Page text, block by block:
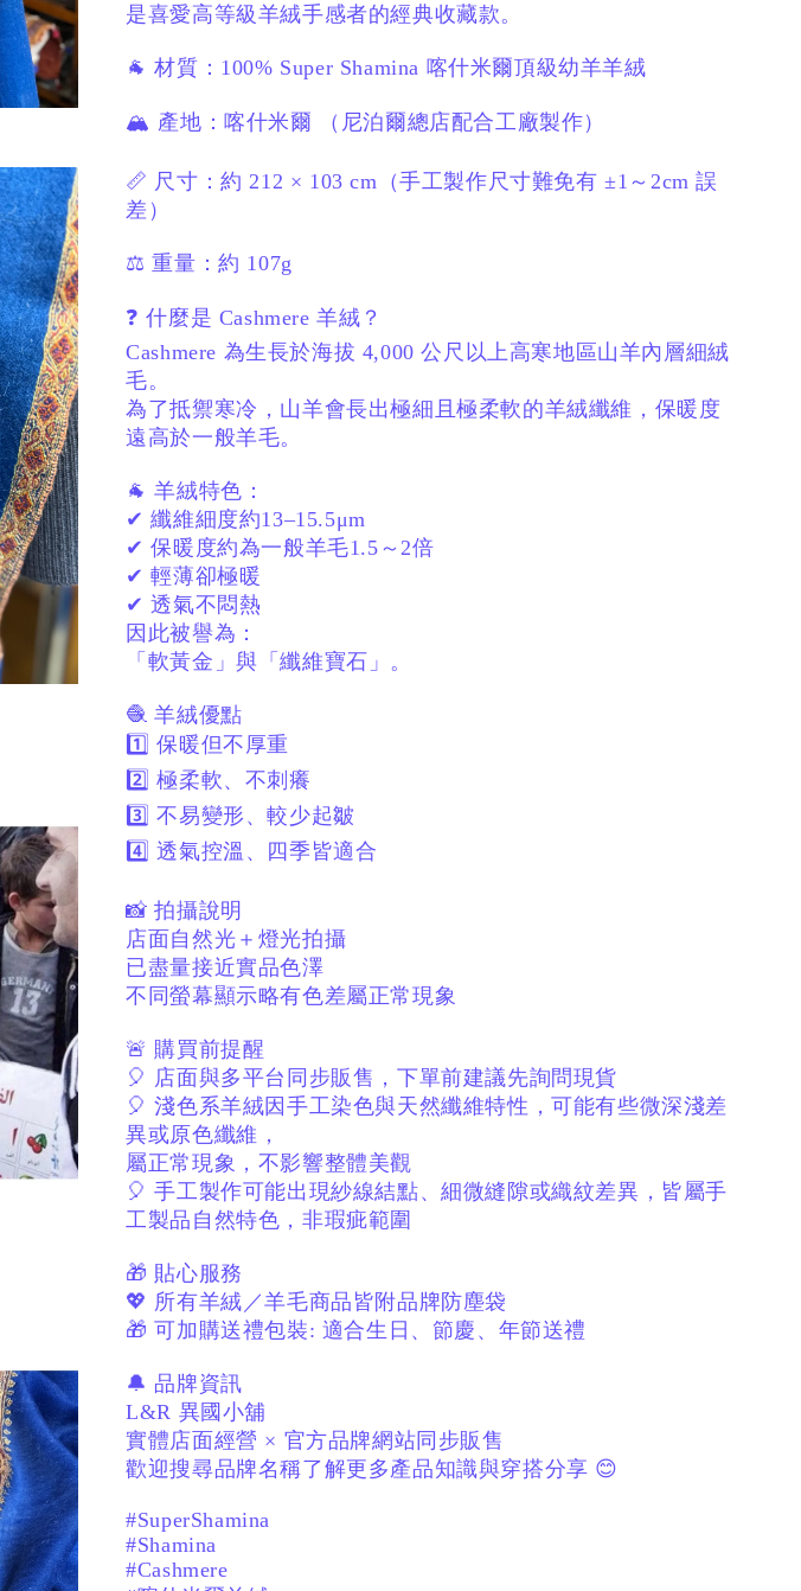
是喜愛高等級羊絨手感者的經典收藏款。
🐐 材質： 100% Super Shamina 喀什米爾頂級幼羊羊絨
🏔 產地：喀什米爾 （尼泊爾總店配合工廠製作）
📏 尺寸：約 212 × 103 cm （手工製作尺寸難免有 ±1～2cm 誤
差）
⚖️ 重量：約 107g
❓ 什麼是 Cashmere 羊絨？
Cashmere 為生長於海拔 4,000 公尺以上高寒地區山羊內層細絨
毛。
為了抵禦寒冷， 山羊會長出極細且極柔軟的羊絨纖維， 保暖度
遠高於一般羊毛。
🐐 羊絨特色：
✔ 纖維細度約13–15.5μm
✔ 保暖度約為一般羊毛1.5～2倍
✔ 輕薄卻極暖
✔ 透氣不悶熱
因此被譽為：
「軟黃金」與「纖維寶石」。
🧶 羊絨優點
1️⃣ 保暖但不厚重
2️⃣ 極柔軟、不刺癢
3️⃣ 不易變形、較少起皺
4️⃣ 透氣控溫、四季皆適合
📸 拍攝說明
店面自然光＋燈光拍攝
已盡量接近實品色澤
不同螢幕顯示略有色差屬正常現象
🚨 購買前提醒
🎈 店面與多平台同步販售，下單前建議先詢問現貨
🎈 淺色系羊絨因手工染色與天然纖維特性，可能有些微深淺差
異或原色纖維，
屬正常現象，不影響整體美觀
🎈 手工製作可能出現紗線結點、細微縫隙或織紋差異， 皆屬手
工製品自然特色，非瑕疵範圍
🎁 貼心服務
💖 所有羊絨／羊毛商品皆附品牌防塵袋
🎁 可加購送禮包裝: 適合生日、節慶、年節送禮
🔔 品牌資訊
L&R 異國小舖
實體店面經營 × 官方品牌網站同步販售
歡迎搜尋品牌名稱了解更多產品知識與穿搭分享 😊
#SuperShamina
#Shamina
#Cashmere